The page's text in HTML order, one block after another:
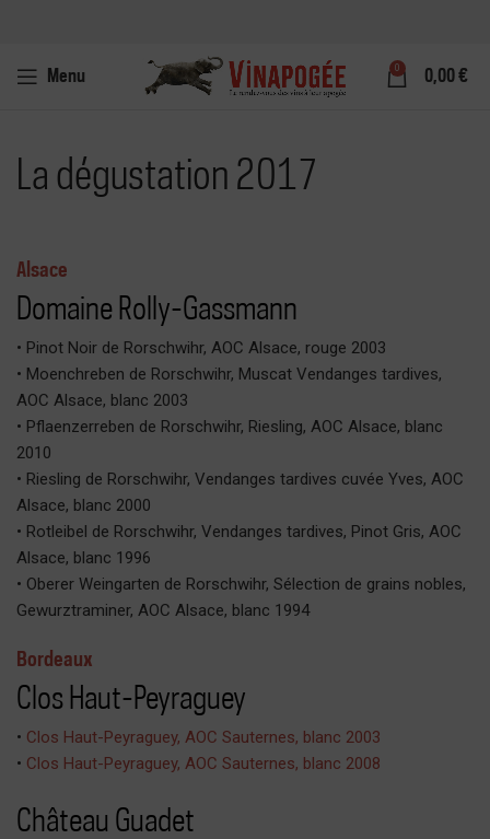
Menu 0 0,00€
La dégustation 2017
Alsace
Domaine Rolly-Gassmann
• Pinot Noir de Rorschwihr, AOC Alsace, rouge 2003
• Moenchreben de Rorschwihr, Muscat Vendanges tardives,
AOC Alsace, blanc 2003
• Pflaenzerreben de Rorschwihr, Riesling, AOC Alsace, blanc
2010
• Riesling de Rorschwihr, Vendanges tardives cuvée Yves, AOC
Alsace, blanc 2000
• Rotleibel de Rorschwihr, Vendanges tardives, Pinot Gris, AOC
Alsace, blanc 1996
• Oberer Weingarten de Rorschwihr, Sélection de grains nobles,
Gewurztraminer, AOC Alsace, blanc 1994
Bordeaux
Clos Haut-Peyraguey
• Clos Haut-Peyraguey, AOC Sauternes, blanc 2003
• Clos Haut-Peyraguey, AOC Sauternes, blanc 2008
Château Guadet